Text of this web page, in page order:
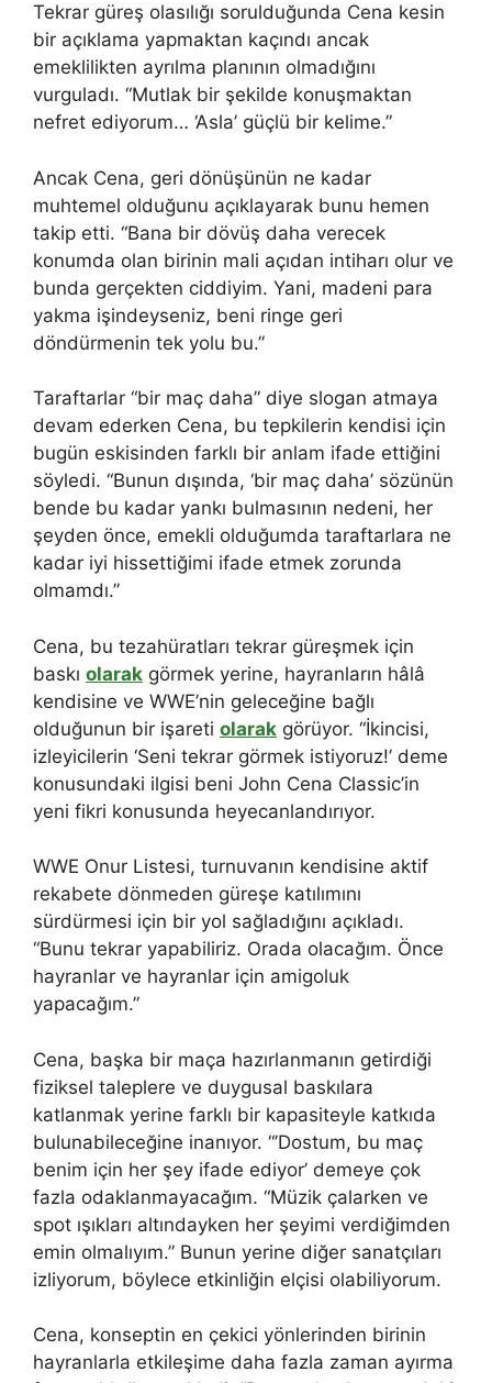
Tekrar güreş olasılığı sorulduğunda Cena kesin
bir açıklama yapmaktan kaçındı ancak
emeklilikten ayrılma planının olmadığını
vurguladı. “Mutlak bir şekilde konuşmaktan
nefret ediyorum… ‘Asla’ güçlü bir kelime.”
Ancak Cena, geri dönüşünün ne kadar
muhtemel olduğunu açıklayarak bunu hemen
takip etti. “Bana bir dövüş daha verecek
konumda olan birinin mali açıdan intiharı olur ve
bunda gerçekten ciddiyim. Yani, madeni para
yakma işindeyseniz, beni ringe geri
döndürmenin tek yolu bu.”
Taraftarlar “bir maç daha” diye slogan atmaya
devam ederken Cena, bu tepkilerin kendisi için
bugün eskisinden farklı bir anlam ifade ettiğini
söyledi. “Bunun dışında, ‘bir maç daha’ sözünün
bende bu kadar yankı bulmasının nedeni, her
şeyden önce, emekli olduğumda taraftarlara ne
kadar iyi hissettiğimi ifade etmek zorunda
olmamdı.”
Cena, bu tezahüratları tekrar güreşmek için
baskı olarak görmek yerine, hayranların hâlâ
kendisine ve WWE’nin geleceğine bağlı
olduğunun bir işareti olarak görüyor. “İkincisi,
izleyicilerin ‘Seni tekrar görmek istiyoruz!’ deme
konusundaki ilgisi beni John Cena Classic’in
yeni fikri konusunda heyecanlandırıyor.
WWE Onur Listesi, turnuvanın kendisine aktif
rekabete dönmeden güreşe katılımını
sürdürmesi için bir yol sağladığını açıkladı.
“Bunu tekrar yapabiliriz. Orada olacağım. Önce
hayranlar ve hayranlar için amigoluk
yapacağım.”
Cena, başka bir maça hazırlanmanın getirdiği
fiziksel taleplere ve duygusal baskılara
katlanmak yerine farklı bir kapasiteyle katkıda
bulunabileceğine inanıyor. “’Dostum, bu maç
benim için her şey ifade ediyor’ demeye çok
fazla odaklanmayacağım. “Müzik çalarken ve
spot ışıkları altındayken her şeyimi verdiğimden
emin olmalıyım.” Bunun yerine diğer sanatçıları
izliyorum, böylece etkinliğin elçisi olabiliyorum.
Cena, konseptin en çekici yönlerinden birinin
hayranlarla etkileşime daha fazla zaman ayırma